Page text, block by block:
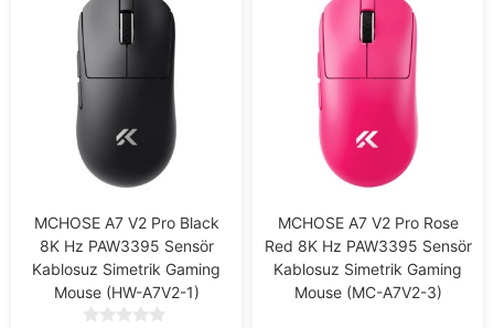
MCHOSE A7 V2 Pro Black
8K Hz PAW3395 Sensör
Kablosuz Simetrik Gaming
Mouse (HW-A7V2-1)
MCHOSE A7 V2 Pro Rose
Red 8K Hz PAW3395 Sensör
Kablosuz Simetrik Gaming
Mouse (MC-A7V2-3)